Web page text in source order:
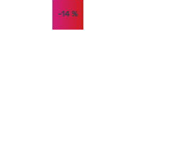
-14%